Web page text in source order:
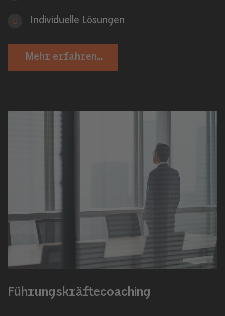
Individuelle Lösungen
Mehr erfahren...
Führungskräftecoaching